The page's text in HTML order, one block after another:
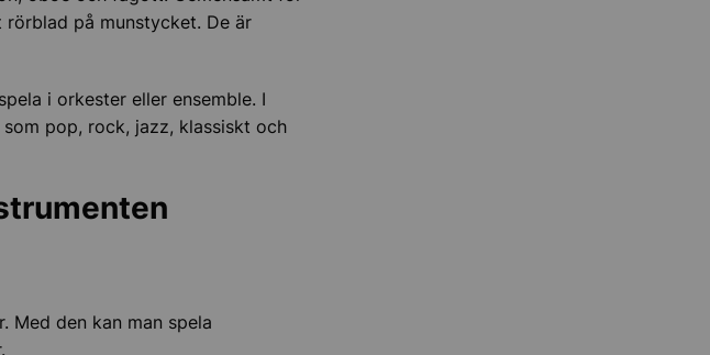
på munstycket. De är
i orkester eller ensemble. I
pop, rock, jazz, klassiskt och
den kan man spela